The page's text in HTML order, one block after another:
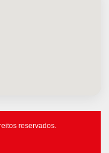
reservados.